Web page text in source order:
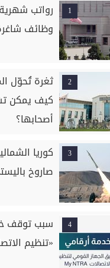
1
وظائف
2
ثغرة تُحوّل
كيف يمكن
أصحابها؟
3
كوريا
صاروخ
4
سبب توقف
«تنظيم